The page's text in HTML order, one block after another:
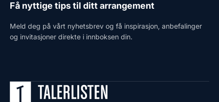
Få nyttige tips til ditt arrangement
Meld deg på vårt nyhetsbrev og få inspirasjon, anbefalinger
og invitasjoner direkte i innboksen din.